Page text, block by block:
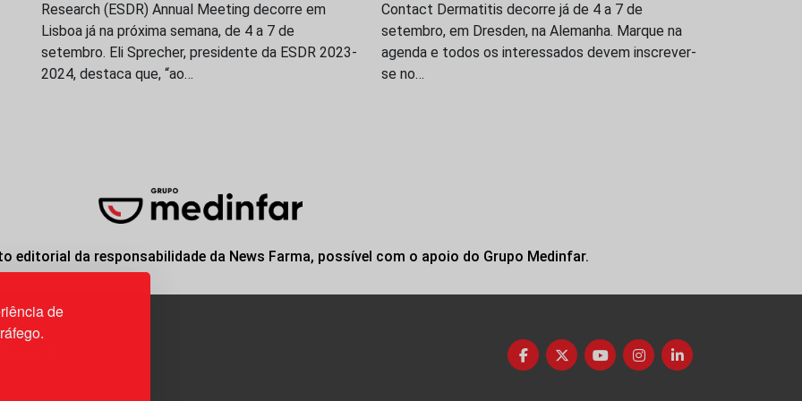
de
Research (ESDR) Annual Meeting decorre em
Lisboa já na próxima semana, de 4 a 7 de
setembro. Eli Sprecher, presidente da ESDR 2023-
2024, destaca que, “ao…
Contact Dermatitis decorre já de 4 a 7 de
setembro, em Dresden, na Alemanha. Marque na
agenda e todos os interessados devem inscrever-
se no…
editorial da responsabilidade da News Farma, possível com o apoio do Grupo Medinfar.